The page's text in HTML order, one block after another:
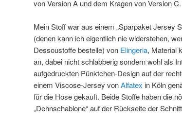
von Version A und dem Kragen von Version C.
Mein Stoff war aus einem „Sparpaket Jersey
(denen kann ich eigentlich nie widerstehen,
Dessoustoffe bestelle) von Elingeria, Material
an, dabei nicht schlabberig sondern wohl als
aufgedruckten Pünktchen-Design auf der
einem Viscose-Jersey vonAlfatex in Köln
für die Hose gekauft. Beide Stoffe haben die
„Dehnschablone“ auf der Rückseite der